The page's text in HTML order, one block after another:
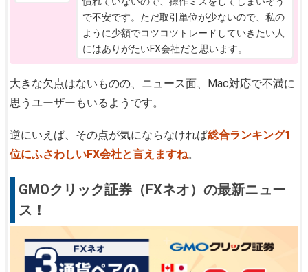
で不安です。ただ取引単位が少ないので、私の
ように少額でコツコツトレードしていきたい人
にはありがたいFX会社だと思います。
大きな欠点はないものの、ニュース面、Mac対応で不満に
思うユーザーもいるようです。
逆にいえば、その点が気にならなければ総合ランキング1
位にふさわしいFX会社と言えますね。
GMOクリック証券（FXネオ）の最新ニュー
ス！